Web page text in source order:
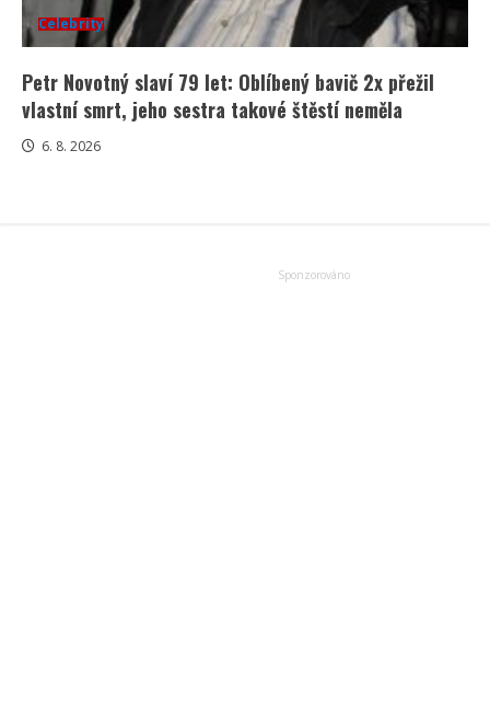
Celebrity
Petr Novotný slaví 79 let: Oblíbený bavič 2x přežil
vlastní smrt, jeho sestra takové štěstí neměla
6. 8. 2026